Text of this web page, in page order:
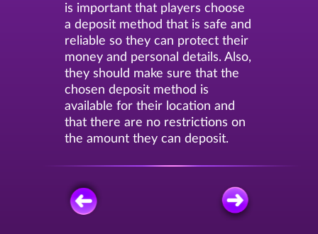
is important that players choose
a deposit method that is safe and
reliable so they can protect their
money and personal details. Also,
they should make sure that the
chosen deposit method is
available for their location and
that there are no restrictions on
the amount they can deposit.